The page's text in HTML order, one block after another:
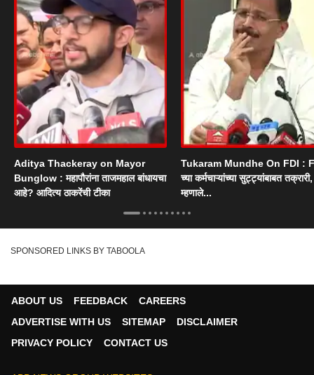
Aditya Thackeray on Mayor
Bunglow : महापौरांना ताजमहाल बांधायचा
आहे? आदित्य ठाकरेंची टीका
Tukaram Mundhe On FDI :
च्या कर्मचाऱ्यांच्या सुट्ट्यांबाबत
म्हणाले...
SPONSORED LINKS BY TABOOLA
ABOUT US FEEDBACK
CAREERS
ADVERTISE WITH US
SITEMAP
DISCLAIMER
PRIVACY POLICY
CONTACT US